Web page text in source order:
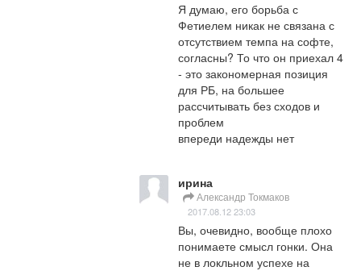
Я думаю, его борьба с
Фетиелем никак не связана с
отсутствием темпа на софте,
согласны? То что он приехал 4
- это закономерная позиция
для РБ, на большее
рассчитывать без сходов и
проблем
впереди надежды нет
ирина
Александр Токмаков
2017.08.12 23:03
Вы, очевидно, вообще плохо
понимаете смысл гонки. Она
не в локльном успехе на